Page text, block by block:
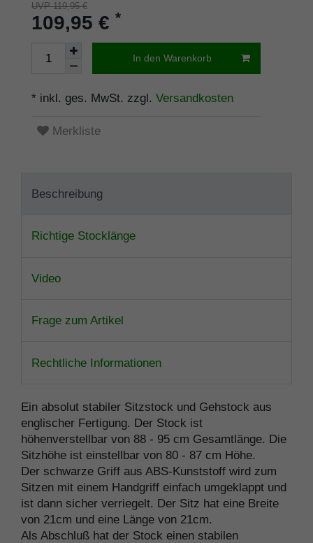
UVP 119,95 €
109,95 € *
In den Warenkorb
* inkl. ges. MwSt. zzgl. Versandkosten
Merkliste
Beschreibung
Richtige Stocklänge
Video
Frage zum Artikel
Rechtliche Informationen
Ein absolut stabiler Sitzstock und Gehstock aus
englischer Fertigung. Der Stock ist
höhenverstellbar von 88 - 95 cm Gesamtlänge. Die
Sitzhöhe ist einstellbar von 80 - 87 cm Höhe.
Der schwarze Griff aus ABS-Kunststoff wird zum
Sitzen mit einem Handgriff einfach umgeklappt und
ist dann sicher verriegelt. Der Sitz hat eine Breite
von 21cm und eine Länge von 21cm.
Als Abschluß hat der Stock einen stabilen